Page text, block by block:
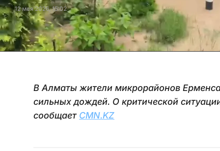
12 мая 2026, 15:02
В Алматы жители микрорайонов
сильных дождей. О критической
сообщает CMN.KZ